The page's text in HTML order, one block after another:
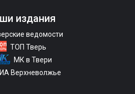
издания
ведомости
ТОП Тверь
МК в Твери
Верхневолжье